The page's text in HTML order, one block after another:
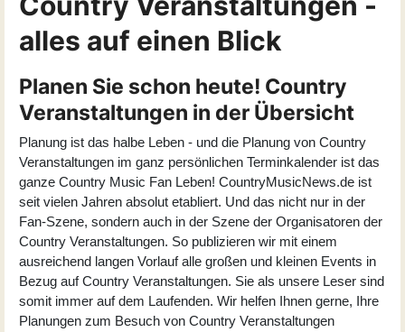
alles auf einen Blick
Planen Sie schon heute! Country
Veranstaltungen in der Übersicht
Planung ist das halbe Leben - und die Planung von Country
Veranstaltungen im ganz persönlichen Terminkalender ist das
ganze Country Music Fan Leben! CountryMusicNews.de ist
seit vielen Jahren absolut etabliert. Und das nicht nur in der
Fan-Szene, sondern auch in der Szene der Organisatoren der
Country Veranstaltungen. So publizieren wir mit einem
ausreichend langen Vorlauf alle großen und kleinen Events in
Bezug auf Country Veranstaltungen. Sie als unsere Leser sind
somit immer auf dem Laufenden. Wir helfen Ihnen gerne, Ihre
Planungen zum Besuch von Country Veranstaltungen